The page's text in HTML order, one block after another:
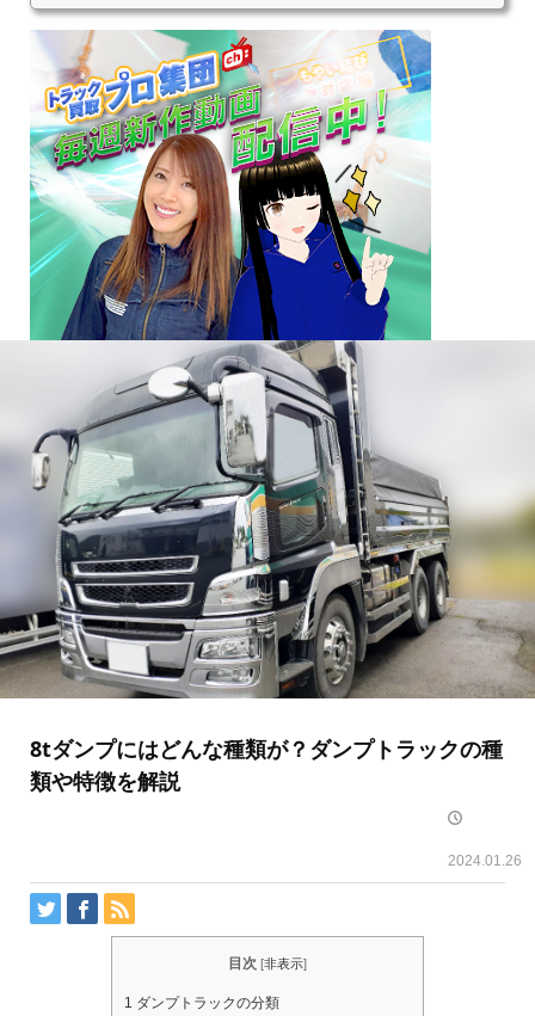
8tダンプにはどんな種類が？ダンプトラックの種
類や特徴を解説
2024.01.26
目次 [非表示]
1 ダンプトラックの分類